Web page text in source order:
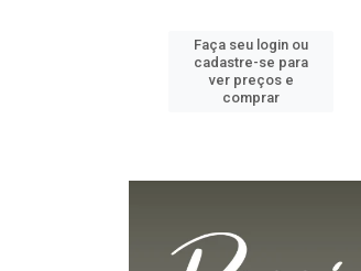
Faça seu login ou
cadastre-se para
ver preços e
comprar